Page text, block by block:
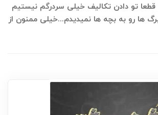
قطعا تو دادن تکالیف خیلی سردرگم نیستیم
ها رو به بچه ها نمیدیدم...خیلی ممنون از